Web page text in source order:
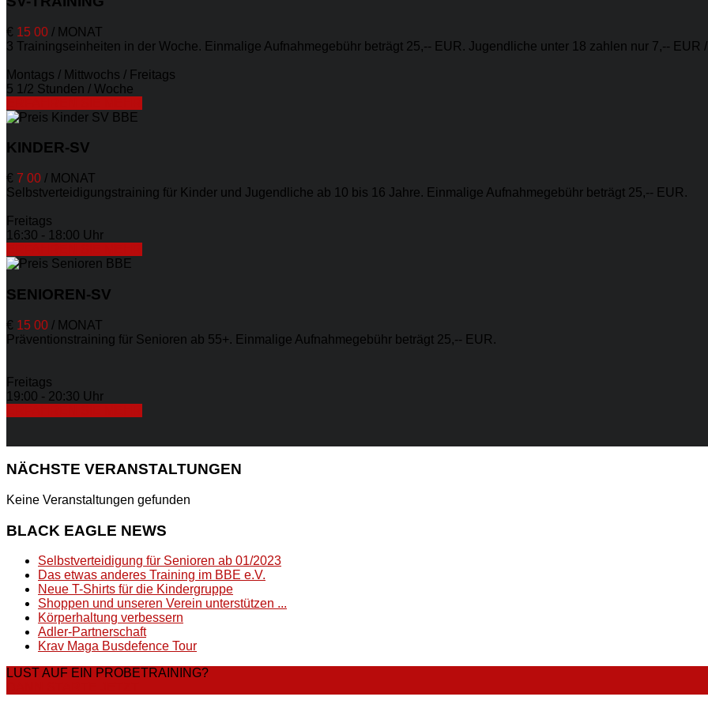
€ 15 00 / MONAT
3 Trainingseinheiten in der Woche. Einmalige Aufnahmegebühr beträgt 25,-- EUR. Jugendliche unter 18 zahlen nur 7,-- EUR
Montags / Mittwochs / Freitags
5 1/2 Stunden / Woche
KINDER-SV
€ 7 00 / MONAT
Selbstverteidigungstraining für Kinder und Jugendliche ab 10 bis 16 Jahre. Einmalige Aufnahmegebühr beträgt 25,-- EUR.
Freitags
16:30 - 18:00 Uhr
SENIOREN-SV
€ 15 00 / MONAT
Präventionstraining für Senioren ab 55+. Einmalige Aufnahmegebühr beträgt 25,-- EUR.
Freitags
19:00 - 20:30 Uhr
NÄCHSTE VERANSTALTUNGEN
Keine Veranstaltungen gefunden
BLACK EAGLE NEWS
Selbstverteidigung für Senioren ab 01/2023
Das etwas anderes Training im BBE e.V.
Neue T-Shirts für die Kindergruppe
Shoppen und unseren Verein unterstützen ...
Körperhaltung verbessern
Adler-Partnerschaft
Krav Maga Busdefence Tour
LUST AUF EIN PROBETRAINING?